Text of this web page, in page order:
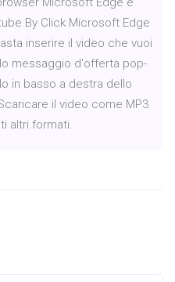
By Click Microsoft Edge
inserire il video che vuoi
messaggio d'offerta pop-
in basso a destra dello
il video come MP3
altri formati.